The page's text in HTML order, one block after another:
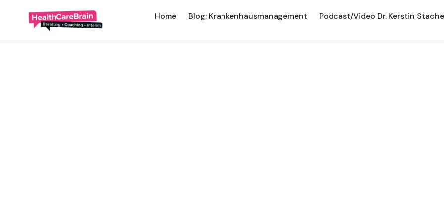
Home Blog: Krankenhausmanagement Podcast/Video Dr. Kerstin